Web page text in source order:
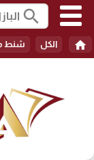
search
home الكل شنط